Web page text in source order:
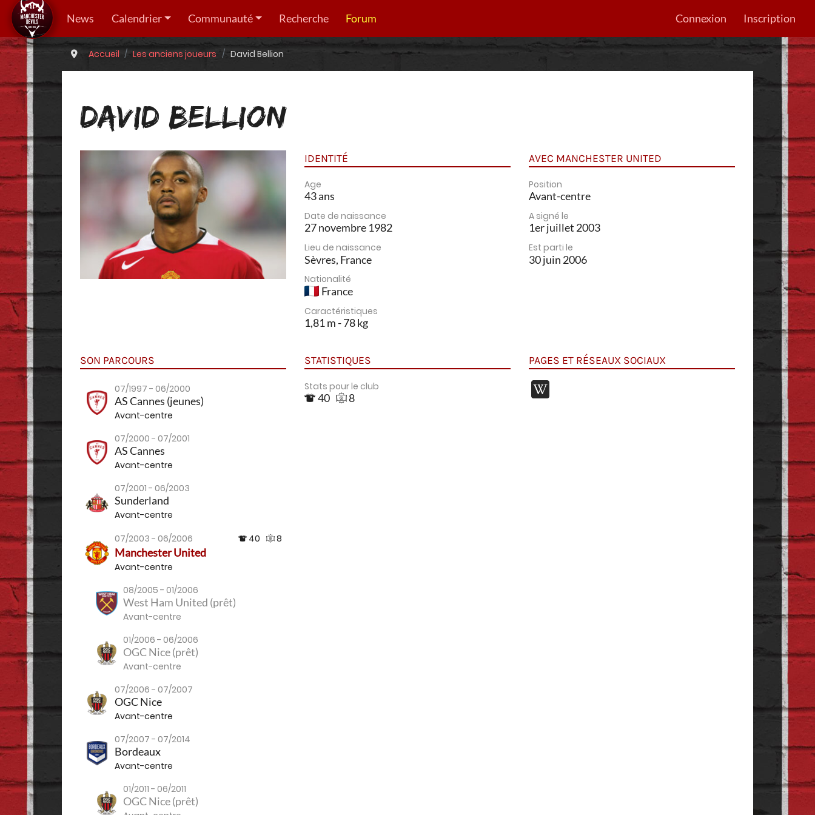
News Calendrier Communauté Recherche Forum Connexion Inscription
Accueil Les anciens joueurs David Bellion
DAVID BELLION
IDENTITÉ
Age
43 ans
Date de naissance
27 novembre 1982
Lieu de naissance
Sèvres, France
Nationalité
France
Caractéristiques
1,81 m - 78 kg
AVEC MANCHESTER UNITED
Position
Avant-centre
A signé le
1er juillet 2003
Est parti le
30 juin 2006
SON PARCOURS
07/1997 - 06/2000
AS Cannes (jeunes)
Avant-centre
07/2000 - 07/2001
AS Cannes
Avant-centre
07/2001 - 06/2003
Sunderland
Avant-centre
07/2003 - 06/2006
40 8
Manchester United
Avant-centre
08/2005 - 01/2006
West Ham United (prêt)
Avant-centre
01/2006 - 06/2006
OGC Nice (prêt)
Avant-centre
07/2006 - 07/2007
OGC Nice
Avant-centre
07/2007 - 07/2014
Bordeaux
Avant-centre
01/2011 - 06/2011
OGC Nice (prêt)
STATISTIQUES
Stats pour le club
40 8
PAGES ET RÉSEAUX SOCIAUX